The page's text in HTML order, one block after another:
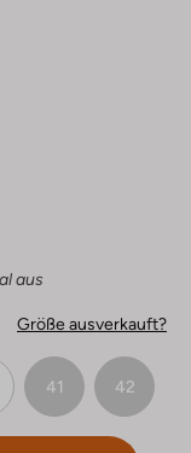
aus
Größe ausverkauft?
41 42